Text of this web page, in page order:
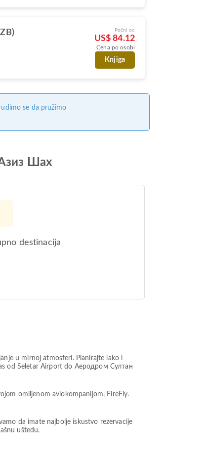
Počni od
US$ 84.12
Cena po osobi
Knjiga
se da pružimo
Шах
destinacija
u mirnoj atmosferi. Planirajte lako i
od Seletar Airport do Aеродром Султан
omiljenom aviokompanijom, FireFly.
da imate najbolje iskustvo rezervacije
uštedu.